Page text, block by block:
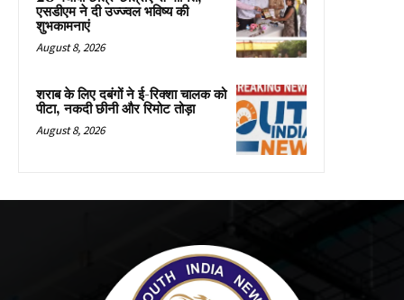
एसडीएम ने दी उज्ज्वल भविष्य की
शुभकामनाएं
August 8, 2026
शराब के लिए दबंगों ने ई-रिक्शा चालक को
पीटा, नकदी छीनी और रिमोट तोड़ा
August 8, 2026